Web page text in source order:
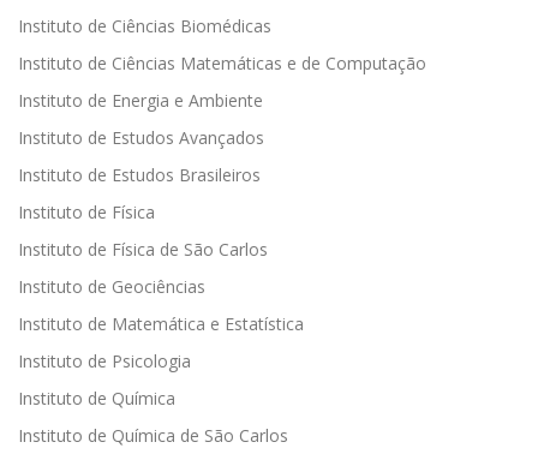
Instituto de Ciências Biomédicas
Instituto de Ciências Matemáticas e de Computação
Instituto de Energia e Ambiente
Instituto de Estudos Avançados
Instituto de Estudos Brasileiros
Instituto de Física
Instituto de Física de São Carlos
Instituto de Geociências
Instituto de Matemática e Estatística
Instituto de Psicologia
Instituto de Química
Instituto de Química de São Carlos